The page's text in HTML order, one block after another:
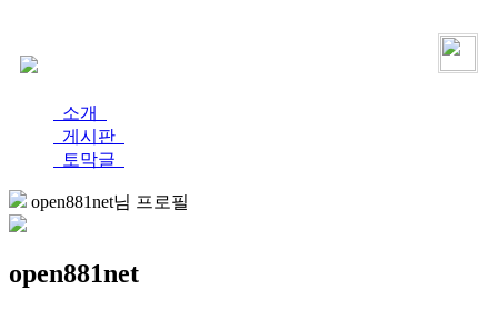
소개
게시판
토막글
open881net님 프로필
open881net